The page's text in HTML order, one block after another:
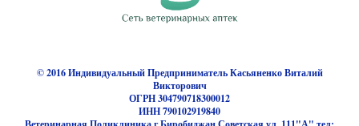
© 2016 Индивидуальный Предприниматель Касьяненко Виталий
Викторович
ОГРН 304790718300012
ИНН 790102919840